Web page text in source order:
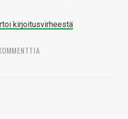
kirjoitusvirheestä